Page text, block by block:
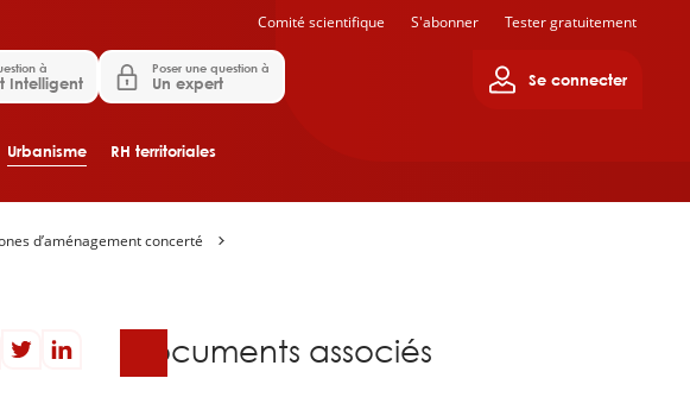
principal
Urbanisme RH territoriales
à
Intelligent
Poser une question à
Un expert Se connecter
Comité scientifique S'abonner Tester gratuitement
d’aménagement concerté
Documents associés